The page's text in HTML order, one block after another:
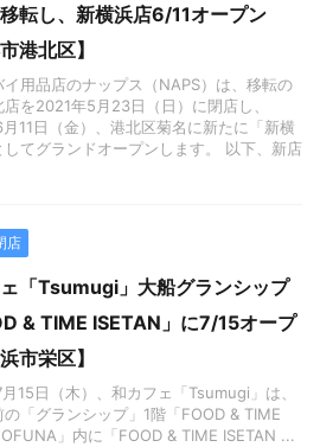
転し、新横浜店6/11オープン
港北区】
イ用品店のナップス（NAPS）は、移転の
店を2021年5月23日（日）に閉店し、
11日（金）、港北区菊名に新たに「新横
してグランドオープンします。 以下、新店
店
「Tsumugi」大船グランシップ
& TIME ISETAN」に7/15オープ
市栄区】
15日（木）、和カフェ「Tsumugi」は、
の「グランシップ」1階「FOOD & TIME
」内に「FOOD & TIME ISETAN ...